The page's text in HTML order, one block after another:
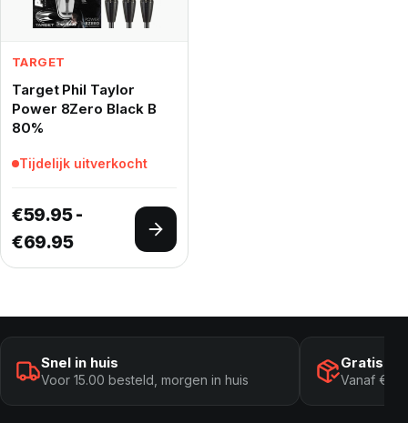
TARGET
Target Phil Taylor
Power 8Zero Black B
80%
Tijdelijk uitverkocht
€59.95 -
€69.95Prijsklasse: €59.95 tot €69.95
Opties selecteren
Snel in huis
Voor 15.00 besteld, morgen in huis
Gratis
Vanaf €